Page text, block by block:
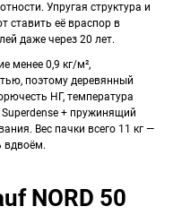
Упругая структура и
ставить её враспор в
даже через 20 лет.
менее 0,9 кг/м²,
поэтому деревянный
НГ, температура
Superdense + пружинящий
Вес пачки всего 11 кг —
вдвоём.
NORD 50